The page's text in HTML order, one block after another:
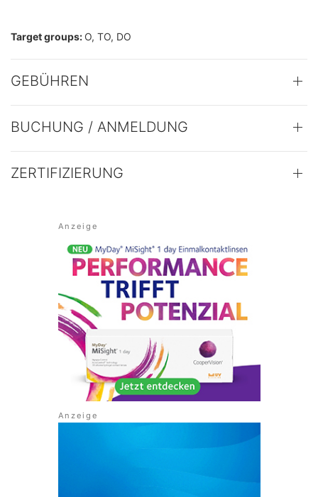
Target groups: O, TO, DO
GEBÜHREN
BUCHUNG / ANMELDUNG
ZERTIFIZIERUNG